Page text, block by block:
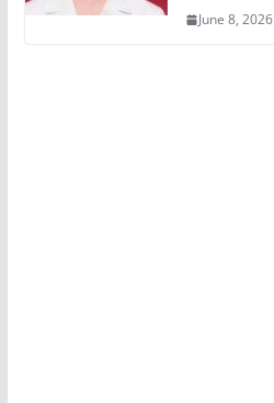
June 8, 2026